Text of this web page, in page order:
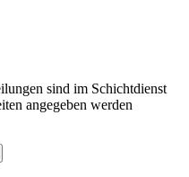
sind im Schichtdienst
angegeben werden